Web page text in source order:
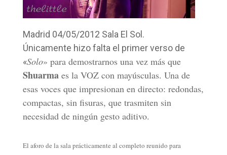
Madrid 04/05/2012 Sala El Sol.
Únicamente hizo falta el primer verso de
«Solo» para demostrarnos una vez más que
Shuarmaes la VOZ con mayúsculas. Una de
esas voces que impresionan en directo: redondas,
compactas, sin fisuras, que trasmiten sin
necesidad de ningún gesto aditivo.
El aforo de la sala prácticamente al completo reunido para